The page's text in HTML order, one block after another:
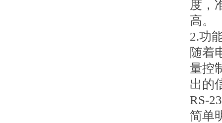
度，
高。
2.功
随着
量控
出的
RS-
简单